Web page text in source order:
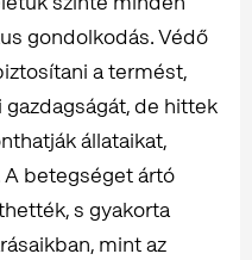
gondolkodás. Védő
a termést,
de hittek
állataikat,
A betegséget ártó
s gyakorta
mint az